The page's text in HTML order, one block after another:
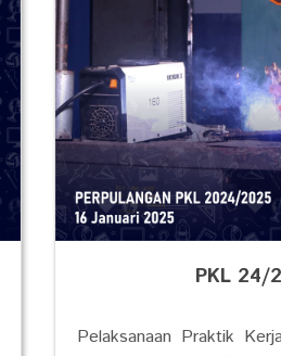
PKL 24/
Pelaksanaan Praktik